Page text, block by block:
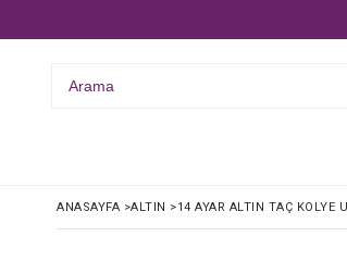
ANASAYFA >ALTIN >14 AYAR ALTIN TAÇ KOLYE